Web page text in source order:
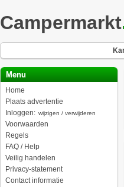
Campermarkt
Menu
Home
Plaats advertentie
Inloggen: wijzigen / verwijderen
Voorwaarden
Regels
FAQ / Help
Veilig handelen
Privacy-statement
Contact informatie